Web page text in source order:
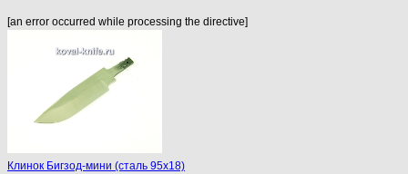
[an error occurred while processing the directive]
Клинок Бигзод-мини (сталь 95х18)